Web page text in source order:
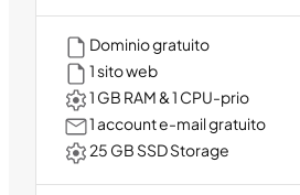
Dominio gratuito
1 sito web
1 GB RAM & 1 CPU-prio
1 account e-mail gratuito
25 GB SSD Storage